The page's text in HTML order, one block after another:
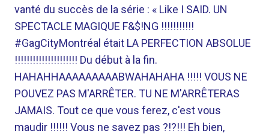
vanté du succès de la série : « Like I SAID. UN
SPECTACLE MAGIQUE F&$!NG !!!!!!!!!!!
#GagCityMontréal était LA PERFECTION ABSOLUE
!!!!!!!!!!!!!!!!!!!!! Du début à la fin.
HAHAHHAAAAAAAAABWAHAHAHA !!!!! VOUS NE
POUVEZ PAS M'ARRÊTER. TU NE M'ARRÊTERAS
JAMAIS. Tout ce que vous ferez, c'est vous
maudir !!!!!! Vous ne savez pas ?!?!!! Eh bien,